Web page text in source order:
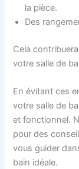
la pièce.
Des
Cela
votre salle de
En évitant ces
votre salle de
et fonctionnel.
pour des
vous guider
bain idéale.